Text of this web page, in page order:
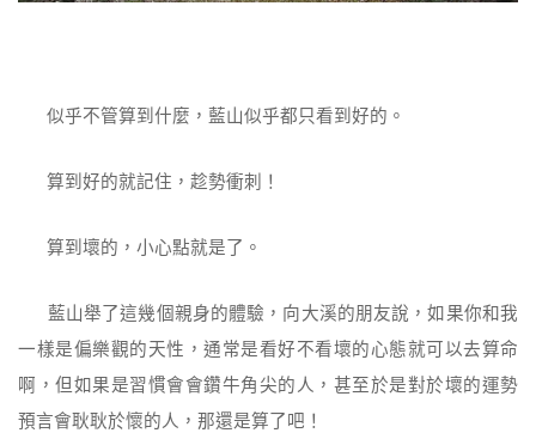
似乎不管算到什麼，藍山似乎都只看到好的。
算到好的就記住，趁勢衝刺！
算到壞的，小心點就是了。
藍山舉了這幾個親身的體驗，向大溪的朋友說，如果你和我
一樣是偏樂觀的天性，通常是看好不看壞的心態就可以去算命
啊，但如果是習慣會會鑽牛角尖的人，甚至於是對於壞的運勢
預言會耿耿於懷的人，那還是算了吧！